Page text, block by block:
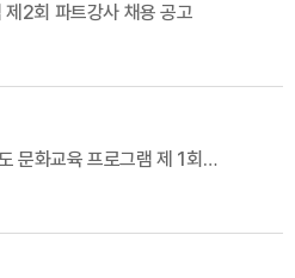
2024년도 문화교육 프로그램 제2회 파트강사 채용 공고
문화교육 프로그램 제 1회